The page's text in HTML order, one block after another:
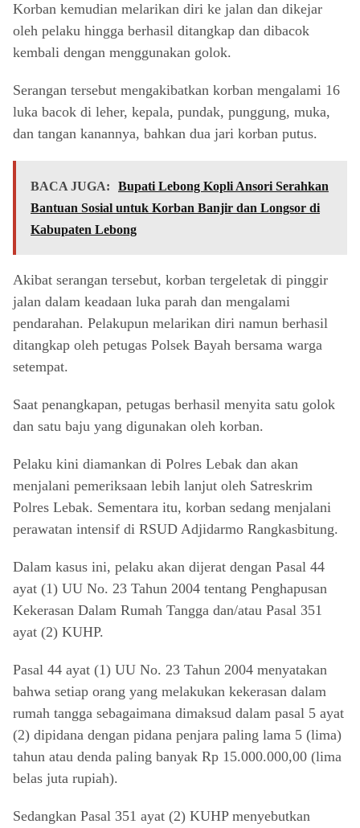
Korban kemudian melarikan diri ke jalan dan dikejar
oleh pelaku hingga berhasil ditangkap dan dibacok
kembali dengan menggunakan golok.
Serangan tersebut mengakibatkan korban mengalami 16
luka bacok di leher, kepala, pundak, punggung, muka,
dan tangan kanannya, bahkan dua jari korban putus.
BACA JUGA:
Bupati Lebong Kopli Ansori Serahkan
Bantuan Sosial untuk Korban Banjir dan Longsor di
Kabupaten Lebong
Akibat serangan tersebut, korban tergeletak di pinggir
jalan dalam keadaan luka parah dan mengalami
pendarahan. Pelakupun melarikan diri namun berhasil
ditangkap oleh petugas Polsek Bayah bersama warga
setempat.
Saat penangkapan, petugas berhasil menyita satu golok
dan satu baju yang digunakan oleh korban.
Pelaku kini diamankan di Polres Lebak dan akan
menjalani pemeriksaan lebih lanjut oleh Satreskrim
Polres Lebak. Sementara itu, korban sedang menjalani
perawatan intensif di RSUD Adjidarmo Rangkasbitung.
Dalam kasus ini, pelaku akan dijerat dengan Pasal 44
ayat (1) UU No. 23 Tahun 2004 tentang Penghapusan
Kekerasan Dalam Rumah Tangga dan/atau Pasal 351
ayat (2) KUHP.
Pasal 44 ayat (1) UU No. 23 Tahun 2004 menyatakan
bahwa setiap orang yang melakukan kekerasan dalam
rumah tangga sebagaimana dimaksud dalam pasal 5 ayat
(2) dipidana dengan pidana penjara paling lama 5 (lima)
tahun atau denda paling banyak Rp 15.000.000,00 (lima
belas juta rupiah).
Sedangkan Pasal 351 ayat (2) KUHP menyebutkan